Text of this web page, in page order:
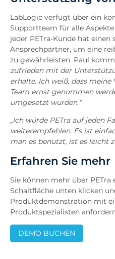
LabLogic verfügt über ein
Supportteam für alle
jeder PETra-Kunde hat einen
Ansprechpartner, um eine
zu gewährleisten. Paul
zufrieden mit der
erhalte. Ich weiß, dass
Team ernst genommen
umgesetzt wurden.“
„Ich würde PETra auf jeden
weiterempfehlen. Es ist
man es benutzt, ist es leicht
Erfahren Sie mehr
Sie können mehr über
Schaltfläche unten klicken
Produktdemonstration mit
Produktspezialisten
DEMO BUCHEN